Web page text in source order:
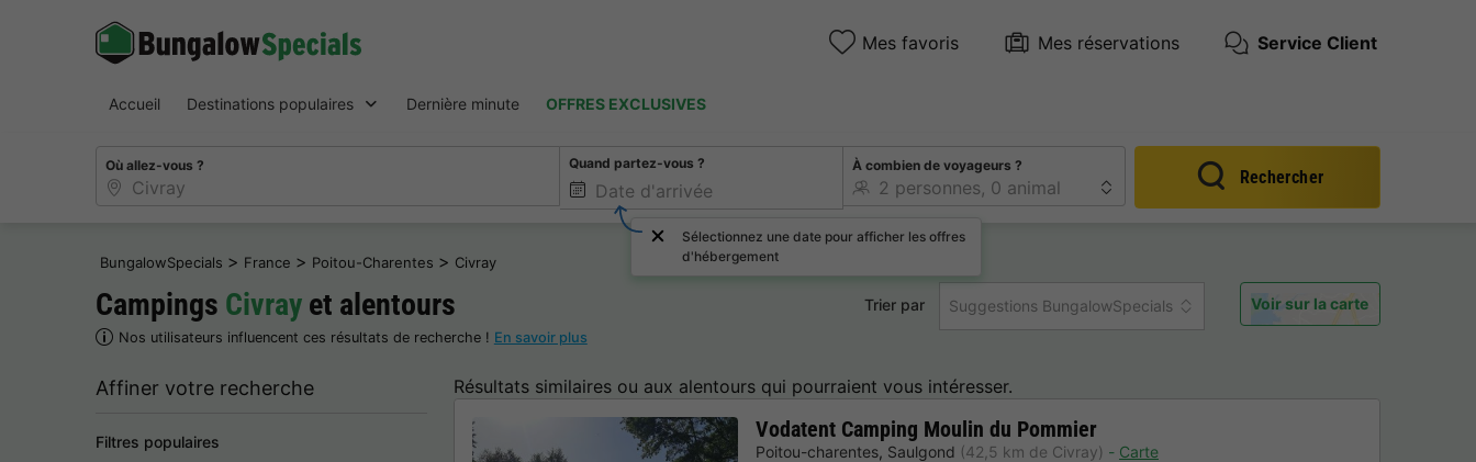
Mes favoris Mes réservations Service Client
Accueil Destinations populaires Dernière minute OFFRES EXCLUSIVES
Où allez-vous ? Quand partez-vous ?
Sélectionnez une date pour afficher les offres
d'hébergement
À combien de voyageurs ?
Rechercher
BungalowSpecials > France > Poitou-Charentes > Civray
Campings Civray et alentours
Nos utilisateurs influencent ces résultats de recherche ! En savoir plus
Trier par Suggestions BungalowSpecials Voir sur la carte
Affiner votre recherche
Filtres populaires
Résultats similaires ou aux alentours qui pourraient vous intéresser.
Vodatent Camping Moulin du Pommier
Poitou-charentes, Saulgond (42,5 km de Civray) Carte